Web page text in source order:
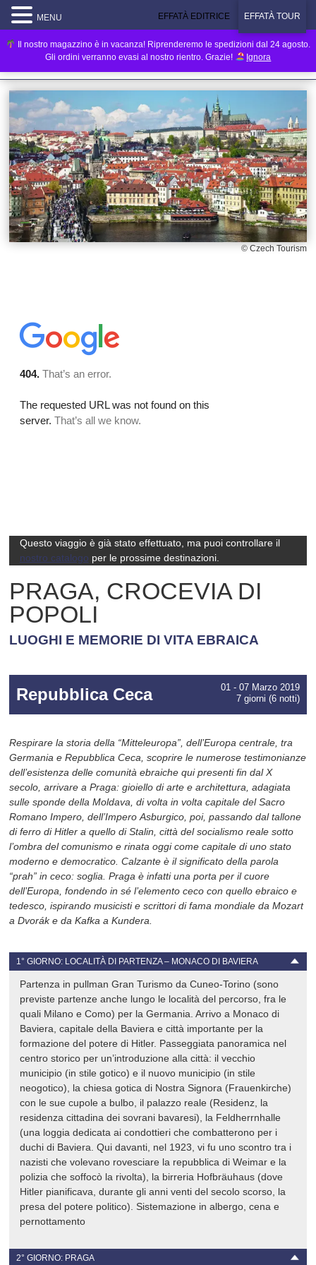
EFFATÀ EDITRICE EFFATÀ TOUR
© Czech Tourism
Questo viaggio è già stato effettuato, ma puoi controllare il
nostro catalogo per le prossime destinazioni.
PRAGA, CROCEVIA DI
POPOLI
LUOGHI E MEMORIE DI VITA EBRAICA
Repubblica Ceca
01 - 07 Marzo 2019
7 giorni (6 notti)
Respirare la storia della “Mitteleuropa”, dell’Europa centrale, tra
Germania e Repubblica Ceca, scoprire le numerose testimonianze
dell’esistenza delle comunità ebraiche qui presenti fin dal X
secolo, arrivare a Praga: gioiello di arte e architettura, adagiata
sulle sponde della Moldava, di volta in volta capitale del Sacro
Romano Impero, dell’Impero Asburgico, poi, passando dal tallone
di ferro di Hitler a quello di Stalin, città del socialismo reale sotto
l’ombra del comunismo e rinata oggi come capitale di uno stato
moderno e democratico. Calzante è il significato della parola
“prah” in ceco: soglia. Praga è infatti una porta per il cuore
dell’Europa, fondendo in sé l’elemento ceco con quello ebraico e
tedesco, ispirando musicisti e scrittori di fama mondiale da Mozart
a Dvorák e da Kafka a Kundera.
1° GIORNO: LOCALITÀ DI PARTENZA – MONACO DI BAVIERA
Partenza in pullman Gran Turismo da Cuneo-Torino (sono
previste partenze anche lungo le località del percorso, fra le
quali Milano e Como) per la Germania. Arrivo a Monaco di
Baviera, capitale della Baviera e città importante per la
formazione del potere di Hitler. Passeggiata panoramica nel
centro storico per un’introduzione alla città: il vecchio
municipio (in stile gotico) e il nuovo municipio (in stile
neogotico), la chiesa gotica di Nostra Signora (Frauenkirche)
con le sue cupole a bulbo, il palazzo reale (Residenz, la
residenza cittadina dei sovrani bavaresi), la Feldherrnhalle
(una loggia dedicata ai condottieri che combatterono per i
duchi di Baviera. Qui davanti, nel 1923, vi fu uno scontro tra i
nazisti che volevano rovesciare la repubblica di Weimar e la
polizia che soffocò la rivolta), la birreria Hofbräuhaus (dove
Hitler pianificava, durante gli anni venti del secolo scorso, la
presa del potere politico). Sistemazione in albergo, cena e
pernottamento
2° GIORNO: PRAGA
Il nostro magazzino è in vacanza! Riprenderemo le spedizioni dal 24 agosto.
Gli ordini verranno evasi al nostro rientro. Grazie!
Ignora
MENU